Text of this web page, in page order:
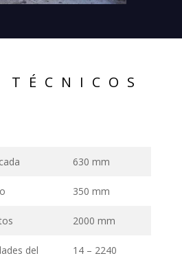
TÉCNICOS
630 mm
350 mm
2000 mm
del
14 – 2240